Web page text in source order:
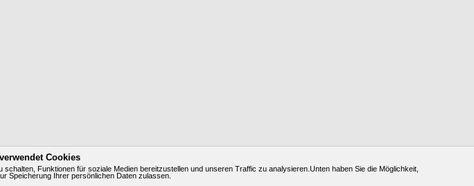
Cookies
Funktionen für soziale Medien bereitzustellen und unseren Traffic zu analysieren.Unten haben Sie die Möglichkeit,
Speicherung Ihrer persönlichen Daten zulassen.